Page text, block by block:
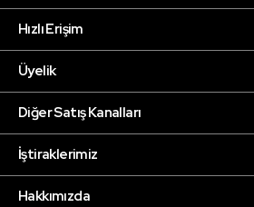
Hızlı Erişim
Üyelik
Diğer Satış Kanalları
İştiraklerimiz
Hakkımızda